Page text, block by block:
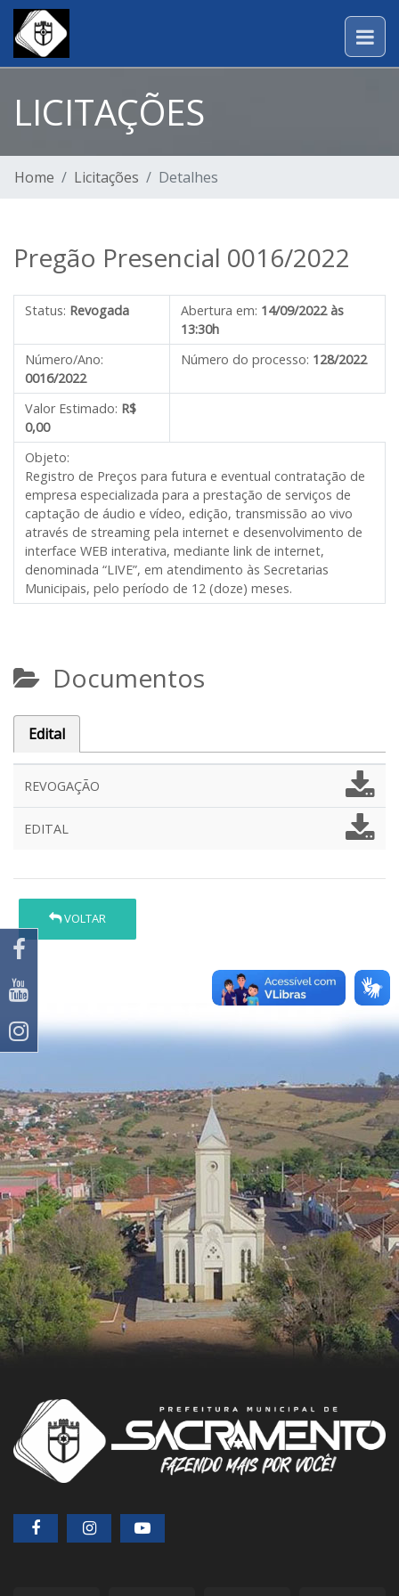
LICITAÇÕES
Home Licitações Detalhes
Pregão Presencial 0016/2022
Status: Revogada Abertura em: 14/09/2022 às
13:30h
Número/Ano:
0016/2022
Número do processo: 128/2022
Valor Estimado: R$
0,00
Objeto:
Registro de Preços para futura e eventual contratação de
empresa especializada para a prestação de serviços de
captação de áudio e vídeo, edição, transmissão ao vivo
através de streaming pela internet e desenvolvimento de
interface WEB interativa, mediante link de internet,
denominada “LIVE”, em atendimento às Secretarias
Municipais, pelo período de 12 (doze) meses.
Documentos
Edital
REVOGAÇÃO
EDITAL
VOLTAR